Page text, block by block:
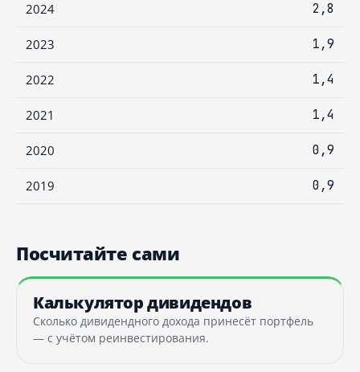
2024 2,8
2023 1,9
2022 1,4
2021 1,4
2020 0,9
2019 0,9
Посчитайте сами
Калькулятор дивидендов
Сколько дивидендного дохода принесёт портфель
— с учётом реинвестирования.